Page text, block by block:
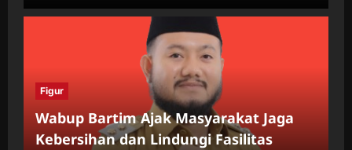
Figur
Wabup Bartim Ajak Masyarakat Jaga
Kebersihan dan Lindungi Fasilitas